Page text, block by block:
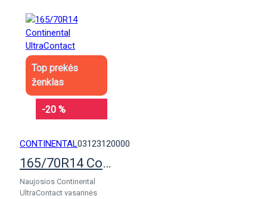
Top prekės
ženklas
-20 %
CONTINENTAL03123120000
165/70R14 Continental UltraContact
Naujosios Continental
UltraContact vasarinės